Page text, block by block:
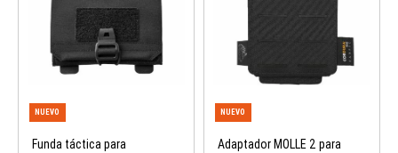
NUEVO
Funda táctica para
Adaptador MOLLE 2 para